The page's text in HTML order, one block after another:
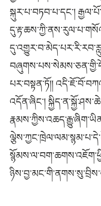
སྐུར་པ་བཏབ་པ་དང༌།
པར་བསྟན་ཏོ།།
འདོན་ཞིང༌།